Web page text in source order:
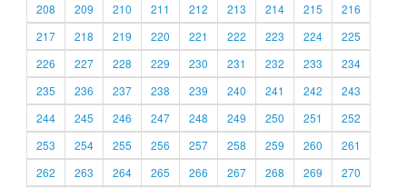
208
209 210 211 212 213 214 215
216
217
218 219 220 221 222 223 224
225
226
227 228 229 230 231 232 233
234
235
236 237 238 239 240 241 242
243
244
245 246 247 248 249 250 251
252
253
254 255 256 257 258 259 260
261
262
263 264 265 266 267 268 269 270